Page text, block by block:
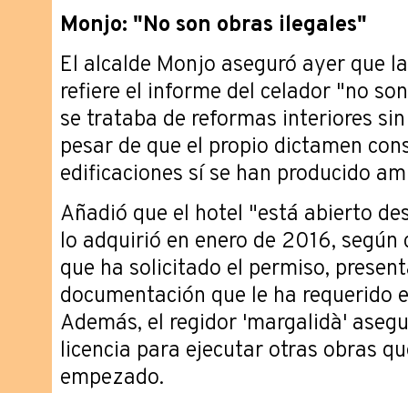
Monjo: "No son obras ilegales"
El alcalde Monjo aseguró ayer que
refiere el informe del celador "no
se trataba de reformas interiores
pesar de que el propio dictamen
edificaciones sí se han producido
Añadió que el hotel "está abierto
lo adquirió en enero de 2016,
que ha solicitado el permiso,
documentación que le ha requerido
Además, el regidor 'margalidà'
licencia para ejecutar otras obras
empezado.